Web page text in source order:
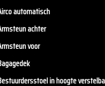
automatisch
achter
voor
in hoogte